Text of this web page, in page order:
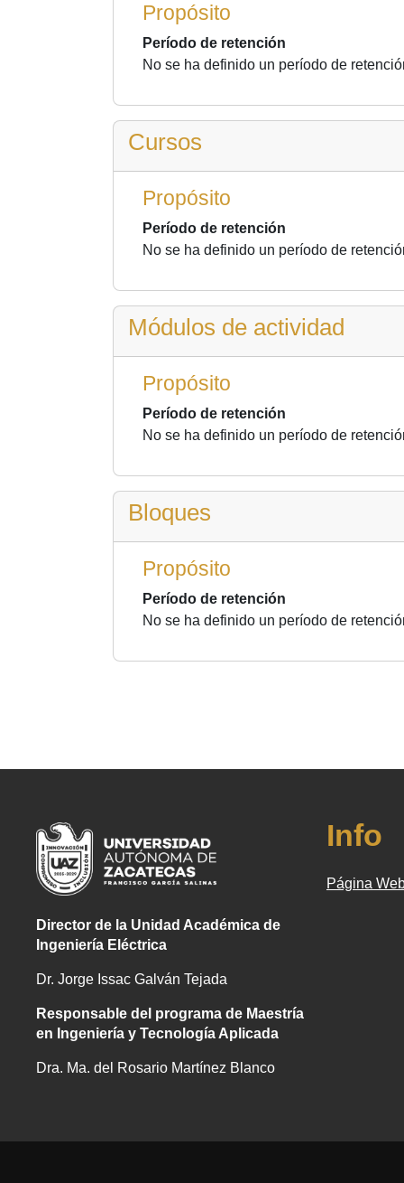
Propósito
Período de retención
No se ha definido un período de
Cursos
Propósito
Período de retención
No se ha definido un período de
Módulos de actividad
Propósito
Período de retención
No se ha definido un período de
Bloques
Propósito
Período de retención
No se ha definido un período de
Director de la Unidad Académica de
Ingeniería Eléctrica
Dr. Jorge Issac Galván Tejada
Responsable del programa de Maestría
en Ingeniería y Tecnología Aplicada
Dra. Ma. del Rosario Martínez Blanco
Info
Página